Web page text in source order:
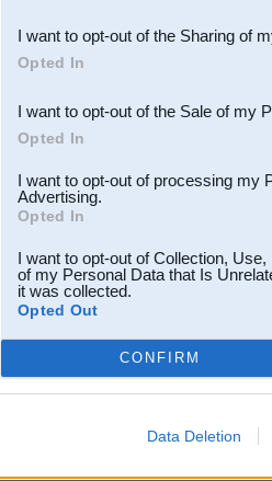
Downstream Participants
third parties.
I want to opt-out of the Sharing of
Opted In
I want to opt-out of the Sale of my
Opted In
I want to opt-out of processing my
Advertising.
Opted In
I want to opt-out of Collection,
of my Personal Data that Is
it was collected.
Opted Out
CONFIRM
Data Deletion